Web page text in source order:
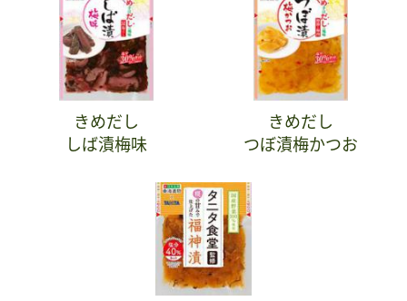
きめだし
しば漬梅味
きめだし
つぼ漬梅かつお